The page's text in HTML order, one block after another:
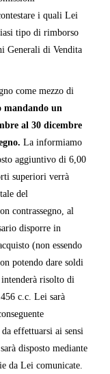
i quali Lei
tipo di rimborso
Generali di Vendita
come mezzo di
mandando un
al 30 dicembre
La informiamo
aggiuntivo di 6,00
superiori verrà
del
contrassegno, al
disporre in
(non essendo
potendo dare soldi
risolto di
c.c. Lei sarà
effettuarsi ai sensi
disposto mediante
da Lei comunicate.